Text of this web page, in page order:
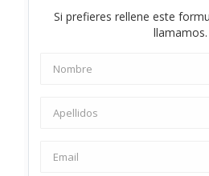
Si prefieres rellene este
llamamos.